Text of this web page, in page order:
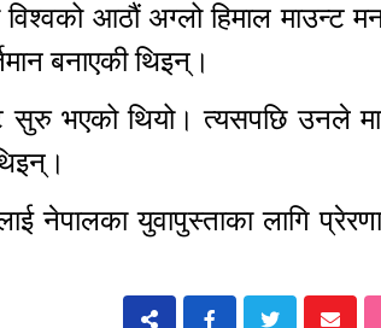
आठौं अग्लो हिमाल माउन्ट
बनाएकी थिइन्।
सुरु भएको थियो। त्यसपछि उनले
युवापुस्ताका लागि